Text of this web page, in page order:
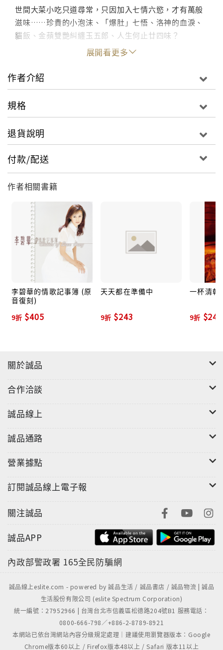
世間大菜小吃只道尋常，只因加入七情六慾，才有萬般
滋味……珍貴的小泡沫、「爆肚」七悟、洛神的血淚、
貓飯、金蘋雙艷糾纏玉五郎、人生何止廿四味？
展開看更多
作者介紹
規格
退貨說明
付款/配送
作者相關書籍
李碧華的情歌記事簿 (原
音復刻)
9折 $405
天天都在準備中
9折 $243
一杯清朝
9折 $243
關於誠品
合作洽談
誠品線上
誠品通路
營業據點
訂閱誠品線上電子報
關注誠品
誠品APP
內政部警政署 165全民防騙網
誠品線上eslite.com - powered by 誠品生活 / 誠品書店 / 誠品物流 | 誠品
生活股份有限公司 (eslite Spectrum Corporation)
統一編號：27952966 | 台灣台北市信義區松德路204號B1 服務電話：
0800-666-798／+886-2-8789-8921
本網站已依台灣網站內容分級規定處理｜建議使用瀏覽器版本：Google
Chrome版本60以上 / Firefox版本48以上 / Safari 版本11以上